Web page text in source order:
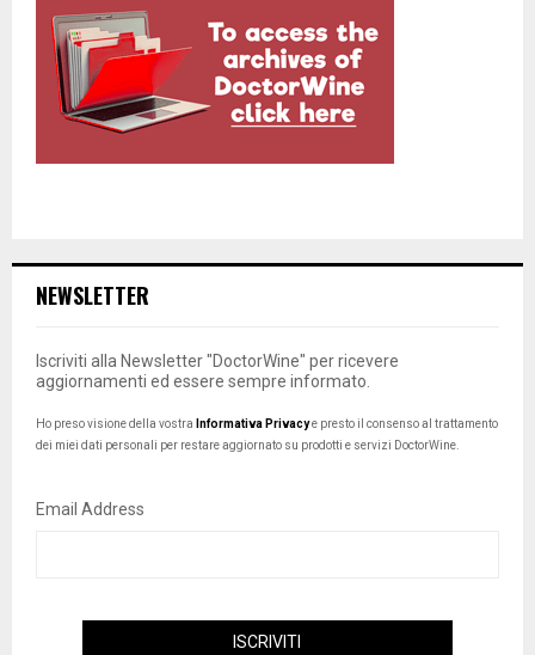
NEWSLETTER
Iscriviti alla Newsletter "DoctorWine" per ricevere
aggiornamenti ed essere sempre informato.
Ho preso visione della vostra Informativa Privacye presto il consenso al trattamento
dei miei dati personali per restare aggiornato su prodotti e servizi DoctorWine.
Email Address